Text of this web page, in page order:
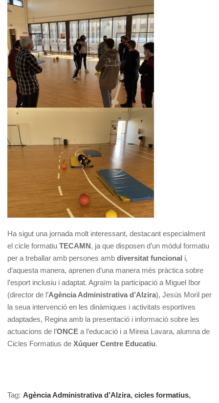
Ha sigut una jornada molt interessant, destacant especialment
el cicle formatiu TECAMN, ja que disposen d’un mòdul formatiu
per a treballar amb persones amb diversitat funcional i,
d’aquesta manera, aprenen d’una manera més pràctica sobre
l’esport inclusiu i adaptat. Agraïm la participació a Miguel Ibor
(director de l’Agència Administrativa d’Alzira), Jesús Moril per
la seua intervenció en les dinàmiques i activitats esportives
adaptades, Regina amb la presentació i informació sobre les
actuacions de l’ONCE a l’educació i a Mireia Lavara, alumna de
Cicles Formatius de Xúquer Centre Educatiu.
Tag: Agència Administrativa d’Alzira, cicles formatius,